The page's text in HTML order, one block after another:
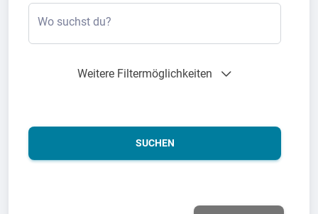
Wo suchst du?
Weitere Filtermöglichkeiten
SUCHEN